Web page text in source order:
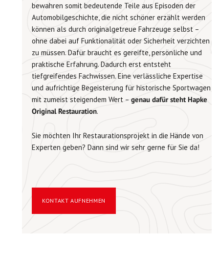
bewahren somit bedeutende Teile aus Episoden der
Automobilgeschichte, die nicht schöner erzählt werden
können als durch originalgetreue Fahrzeuge selbst –
ohne dabei auf Funktionalität oder Sicherheit verzichten
zu müssen. Dafür braucht es gereifte, persönliche und
praktische Erfahrung. Dadurch erst entsteht
tiefgreifendes Fachwissen. Eine verlässliche Expertise
und aufrichtige Begeisterung für historische Sportwagen
mit zumeist steigendem Wert –genau dafür steht Hapke
Original Restauration.
Sie möchten Ihr Restaurationsprojekt in die Hände von
Experten geben? Dann sind wir sehr gerne für Sie da!
KONTAKT AUFNEHMEN